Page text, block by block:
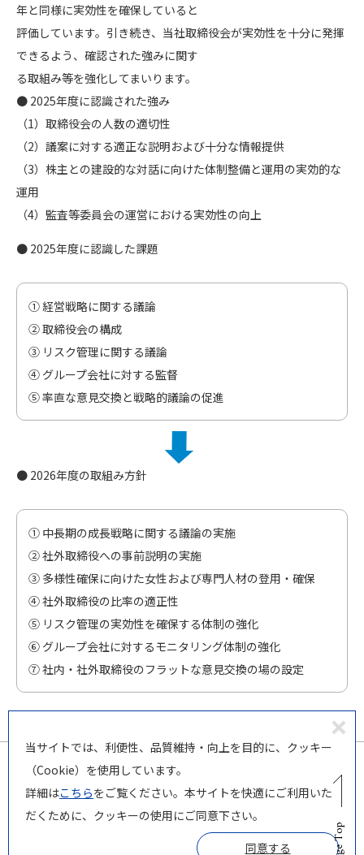
年と同様に実効性を確保していると
評価しています。引き続き、当社取締役会が実効性を十分に発揮
できるよう、確認された強みに関す
る取組み等を強化してまいります。
● 2025年度に認識された強み
（1）取締役会の人数の適切性
（2）議案に対する適正な説明および十分な情報提供
（3）株主との建設的な対話に向けた体制整備と運用の実効的な
運用
（4）監査等委員会の運営における実効性の向上
● 2025年度に認識した課題
① 経営戦略に関する議論
② 取締役会の構成
③ リスク管理に関する議論
④ グループ会社に対する監督
⑤ 率直な意見交換と戦略的議論の促進
● 2026年度の取組み方針
① 中長期の成長戦略に関する議論の実施
② 社外取締役への事前説明の実施
③ 多様性確保に向けた女性および専門人材の登用・確保
④ 社外取締役の比率の適正性
⑤ リスク管理の実効性を確保する体制の強化
⑥ グループ会社に対するモニタリング体制の強化
⑦ 社内・社外取締役のフラットな意見交換の場の設定
当サイトでは、利便性、品質維持・向上を目的に、クッキー
（Cookie）を使用しています。
詳細はこちらをご覧ください。本サイトを快適にご利用いた
だくために、クッキーの使用にご同意下さい。
同意する
意
し
な
い
Page Top
© PILOT Corporation